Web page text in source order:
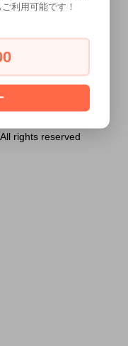
ません。
か？
]
rights reserved
利用可能です！